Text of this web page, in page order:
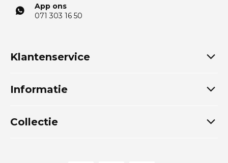
App ons
071 303 16 50
Klantenservice
Informatie
Collectie